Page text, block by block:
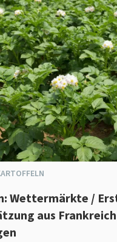
Wettermärkte /
aus